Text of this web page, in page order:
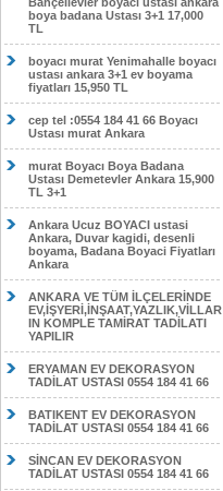
boya badana Ustası 3+1 17,000
TL
boyacı murat Yenimahalle boyacı
ustası ankara 3+1 ev boyama
fiyatları 15,950 TL
cep tel :0554 184 41 66 Boyacı
Ustası murat Ankara
murat Boyacı Boya Badana
Ustası Demetevler Ankara 15,900
TL 3+1
Ankara Ucuz BOYACI ustasi
Ankara, Duvar kagidi, desenli
boyama, Badana Boyaci Fiyatları
Ankara
ANKARA VE TÜM İLÇELERİNDE
EV,İŞYERİ,İNŞAAT,YAZLIK,VİLLAR
IN KOMPLE TAMİRAT TADİLATI
YAPILIR
ERYAMAN EV DEKORASYON
TADİLAT USTASI 0554 184 41 66
BATIKENT EV DEKORASYON
TADİLAT USTASI 0554 184 41 66
SİNCAN EV DEKORASYON
TADİLAT USTASI 0554 184 41 66